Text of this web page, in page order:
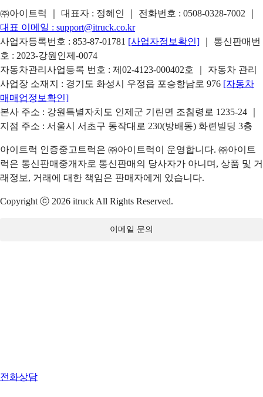
㈜아이트럭 ｜ 대표자 : 정혜인 ｜ 전화번호 : 0508-0328-7002
대표 이메일 : support@itruck.co.kr
사업자등록번호 : 853-87-01781 [사업자정보확인]
｜ 통신판매번
호 : 2023-강원인제-0074
자동차관리사업등록 번호 : 제02-4123-000402호 ｜ 자동차 관리
사업장 소재지 : 경기도 화성시 우정읍 포승항남로 976 [자동차
매매업정보확인]
본사 주소 : 강원특별자치도 인제군 기린면 조침령로 1235-24 ｜
지점 주소 : 서울시 서초구 동작대로 230(방배동) 화련빌딩 3층
아이트럭 인증중고트럭은 ㈜아이트럭이 운영합니다. ㈜아이트
럭은 통신판매중개자로 통신판매의 당사자가 아니며, 상품 및 거
래정보, 거래에 대한 책임은 판매자에게 있습니다.
Copyright ⓒ 2026 itruck All Rights Reserved.
이메일 문의
전화상담